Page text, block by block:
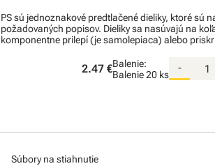
PS sú jednoznakové predtlačené dieliky, ktoré sú
požadovaných popisov. Dieliky sa nasúvajú na
komponentne prilepí (je samolepiaca) alebo
2.47 €Balenie:
Balenie20 ks
-
Súbory na stiahnutie